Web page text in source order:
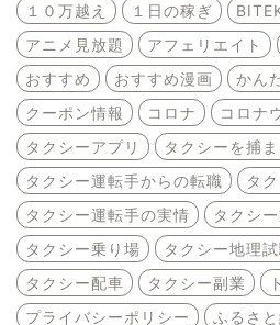
１０万越え １日の稼ぎ
アニメ見放題
アフェリエイト
おすすめ
おすすめ漫画
かん
クーポン情報
コロナ コロナ
タクシーアプリ
タクシーを捕
タクシー運転手からの転職
タ
タクシー運転手の実情
タクシ
タクシー乗り場
タクシー地理
タクシー配車
タクシー副業
プライバシーポリシー
ふるさ